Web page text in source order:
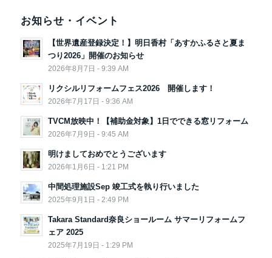
お知らせ・イベント
【世界遺産登録決定！】明日香村「あすかふるさと夏ま
つり2026」開催のお知らせ
2026年8月7日 - 9:39 AM
リクシルリフォームフェス2026 開催します！
2026年7月17日 - 9:36 AM
TVCM放映中！【補助金対象】1日でできる窓リフォーム
2026年7月9日 - 9:45 AM
明けましておめでとうございます
2026年1月6日 - 1:21 PM
中間処理施設Sep 竣工式を執り行いました
2025年9月1日 - 2:49 PM
Takara Standard奈良ショールーム サマーリフォームフ
ェア 2025
2025年7月19日 - 1:29 PM